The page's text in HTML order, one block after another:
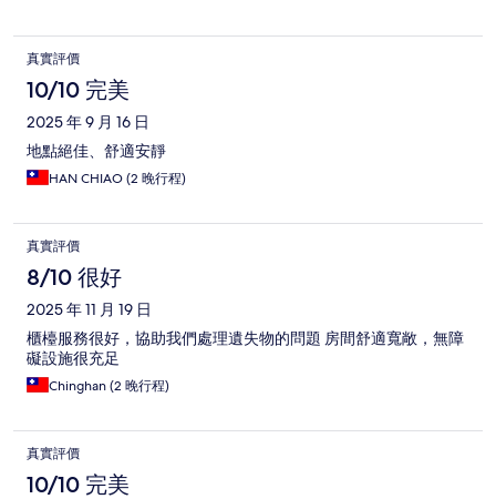
真實評價
10/10 完美
2025 年 9 月 16 日
地點絕佳、舒適安靜
HAN CHIAO (2 晚行程)
真實評價
8/10 很好
2025 年 11 月 19 日
櫃檯服務很好，協助我們處理遺失物的問題 房間舒適寬敞，無障
礙設施很充足
Chinghan (2 晚行程)
真實評價
10/10 完美